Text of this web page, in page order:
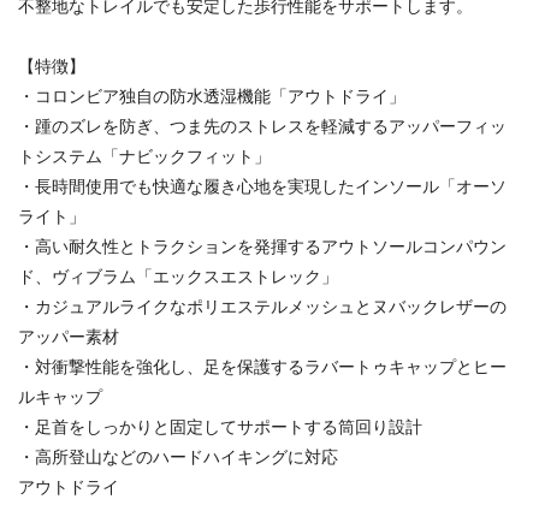
不整地なトレイルでも安定した歩行性能をサポートします。
【特徴】
・コロンビア独自の防水透湿機能「アウトドライ」
・踵のズレを防ぎ、つま先のストレスを軽減するアッパーフィッ
トシステム「ナビックフィット」
・長時間使用でも快適な履き心地を実現したインソール「オーソ
ライト」
・高い耐久性とトラクションを発揮するアウトソールコンパウン
ド、ヴィブラム「エックスエストレック」
・カジュアルライクなポリエステルメッシュとヌバックレザーの
アッパー素材
・対衝撃性能を強化し、足を保護するラバートゥキャップとヒー
ルキャップ
・足首をしっかりと固定してサポートする筒回り設計
・高所登山などのハードハイキングに対応
アウトドライ